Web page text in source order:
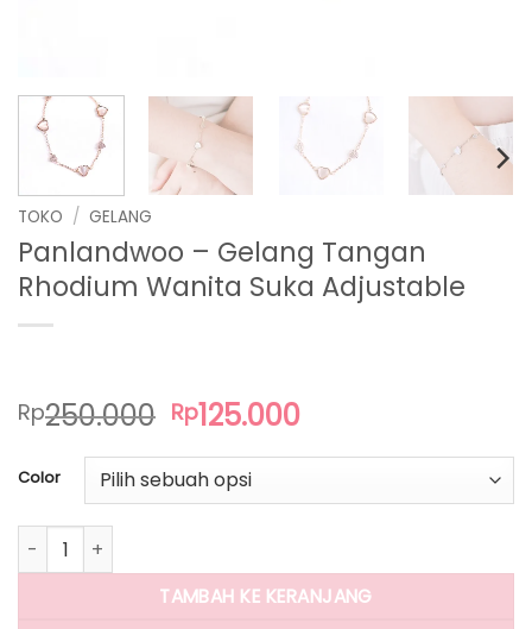
TOKO / GELANG
Panlandwoo – Gelang Tangan
Rhodium Wanita Suka Adjustable
Rp250.000 Harga
adalah:
Rp250.000.
Rp125.000Harga
adalah:
Color
Kuantitas Panlandwoo - Gelang Tangan Rhodium Wanita
TAMBAH KE KERANJANG